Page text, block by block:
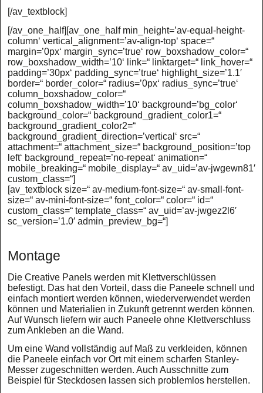
[/av_textblock]
[/av_one_half][av_one_half min_height=’av-equal-height-
column‘ vertical_alignment=’av-align-top‘ space=“
margin=’0px‘ margin_sync=’true‘ row_boxshadow_color=“
row_boxshadow_width=’10‘ link=“ linktarget=“ link_hover=“
padding=’30px‘ padding_sync=’true‘ highlight_size=’1.1′
border=“ border_color=“ radius=’0px‘ radius_sync=’true‘
column_boxshadow_color=“
column_boxshadow_width=’10‘ background=’bg_color‘
background_color=“ background_gradient_color1=“
background_gradient_color2=“
background_gradient_direction=’vertical‘ src=“
attachment=“ attachment_size=“ background_position=’top
left‘ background_repeat=’no-repeat‘ animation=“
mobile_breaking=“ mobile_display=“ av_uid=’av-jwgewn81′
custom_class=“]
[av_textblock size=“ av-medium-font-size=“ av-small-font-
size=“ av-mini-font-size=“ font_color=“ color=“ id=“
custom_class=“ template_class=“ av_uid=’av-jwgez2l6′
sc_version=’1.0′ admin_preview_bg=“]
Montage
Die Creative Panels werden mit Klettverschlüssen
befestigt. Das hat den Vorteil, dass die Paneele schnell und
einfach montiert werden können, wiederverwendet werden
können und Materialien in Zukunft getrennt werden können.
Auf Wunsch liefern wir auch Paneele ohne Klettverschluss
zum Ankleben an die Wand.
Um eine Wand vollständig auf Maß zu verkleiden, können
die Paneele einfach vor Ort mit einem scharfen Stanley-
Messer zugeschnitten werden. Auch Ausschnitte zum
Beispiel für Steckdosen lassen sich problemlos herstellen.